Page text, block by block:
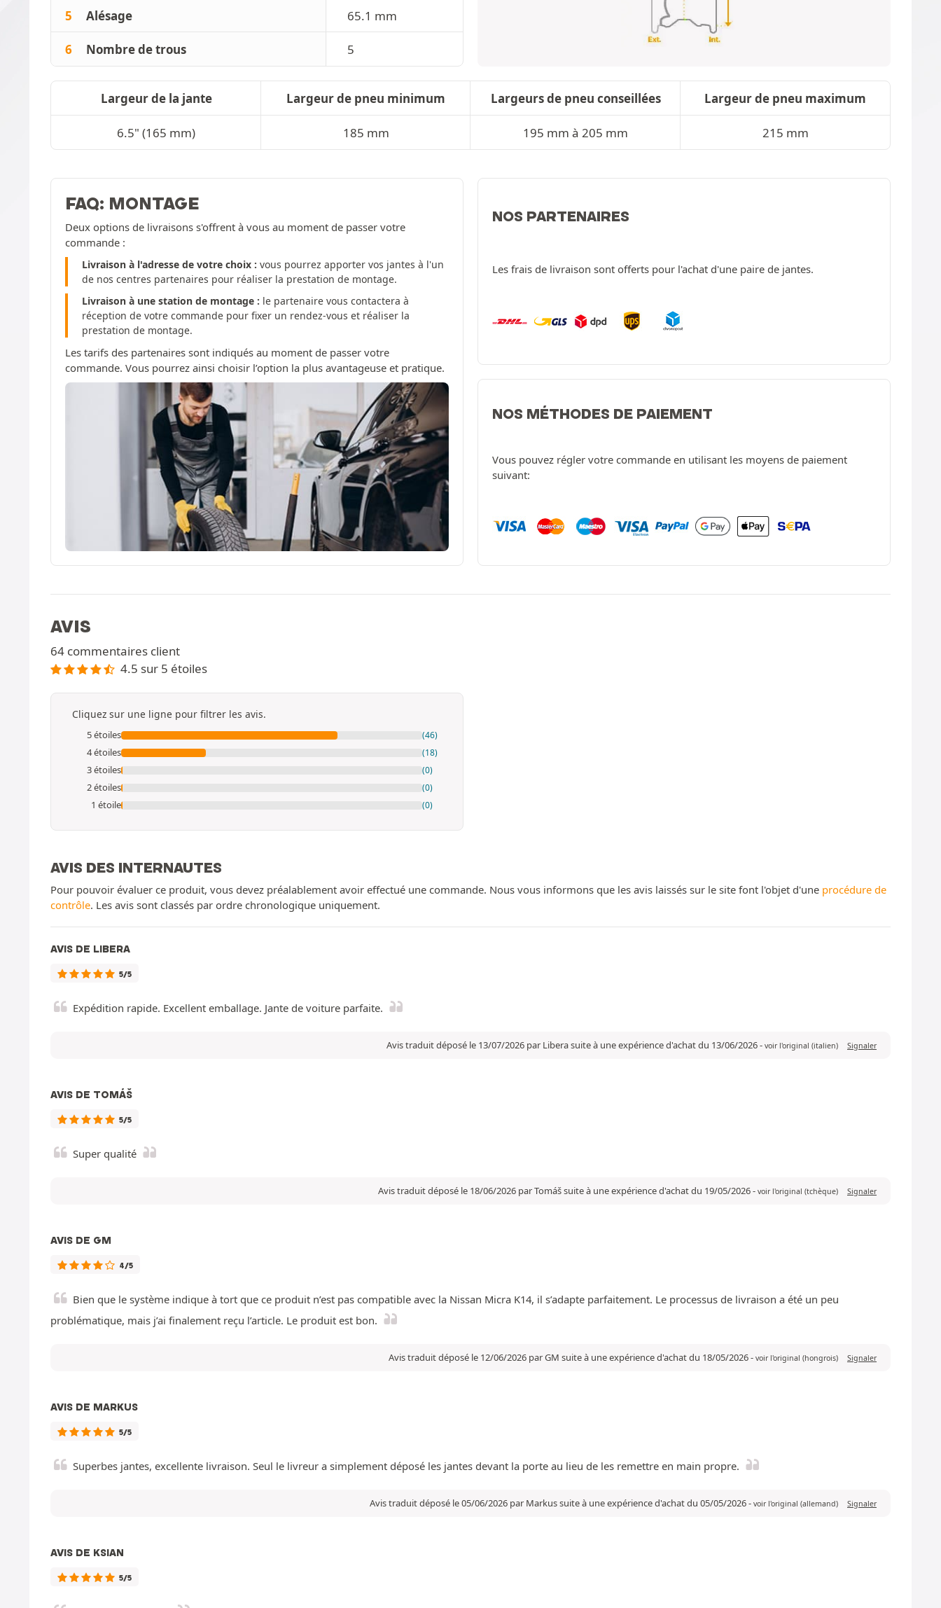
5 Alésage 65.1 mm
6 Nombre de trous 5
Largeur de la jante
6.5" (165 mm)
Largeur de pneu minimum
185 mm
Largeurs de pneu conseillées
195 mm à 205 mm
Largeur de pneu maximum
215 mm
FAQ: MONTAGE
Deux options de livraisons s'offrent à vous au moment de passer votre
commande :
Livraison à l'adresse de votre choix : vous pourrez apporter vos jantes à l'un
de nos centres partenaires pour réaliser la prestation de montage.
Livraison à une station de montage : le partenaire vous contactera à
réception de votre commande pour fixer un rendez-vous et réaliser la
prestation de montage.
Les tarifs des partenaires sont indiqués au moment de passer votre
commande. Vous pourrez ainsi choisir l’option la plus avantageuse et pratique.
NOS PARTENAIRES
Les frais de livraison sont offerts pour l'achat d'une paire de jantes.
NOS MÉTHODES DE PAIEMENT
Vous pouvez régler votre commande en utilisant les moyens de paiement
suivant:
AVIS
64 commentaires client
4.5 sur 5 étoiles
Cliquez sur une ligne pour filtrer les avis.
5 étoiles (46)
4 étoiles (18)
3 étoiles (0)
2 étoiles (0)
1 étoile (0)
AVIS DES INTERNAUTES
Pour pouvoir évaluer ce produit, vous devez préalablement avoir effectué une commande. Nous vous informons que les avis laissés sur le site font l'objet d'une procédure de
contrôle. Les avis sont classés par ordre chronologique uniquement.
AVIS DE LIBERA
5/5
Expédition rapide. Excellent emballage. Jante de voiture parfaite.
Avis traduit déposé le 13/07/2026 par Libera suite à une expérience d'achat du 13/06/2026- voir l'original (italien) Signaler
AVIS DE TOMÁŠ
5/5
Super qualité
Avis traduit déposé le 18/06/2026 par Tomáš suite à une expérience d'achat du 19/05/2026- voir l'original (tchèque) Signaler
AVIS DE GM
4/5
Bien que le système indique à tort que ce produit n’est pas compatible avec la Nissan Micra K14, il s’adapte parfaitement. Le processus de livraison a été un peu
problématique, mais j’ai finalement reçu l’article. Le produit est bon.
Avis traduit déposé le 12/06/2026 par GM suite à une expérience d'achat du 18/05/2026- voir l'original (hongrois) Signaler
AVIS DE MARKUS
5/5
Superbes jantes, excellente livraison. Seul le livreur a simplement déposé les jantes devant la porte au lieu de les remettre en main propre.
Avis traduit déposé le 05/06/2026 par Markus suite à une expérience d'achat du 05/05/2026- voir l'original (allemand) Signaler
AVIS DE KSIAN
5/5